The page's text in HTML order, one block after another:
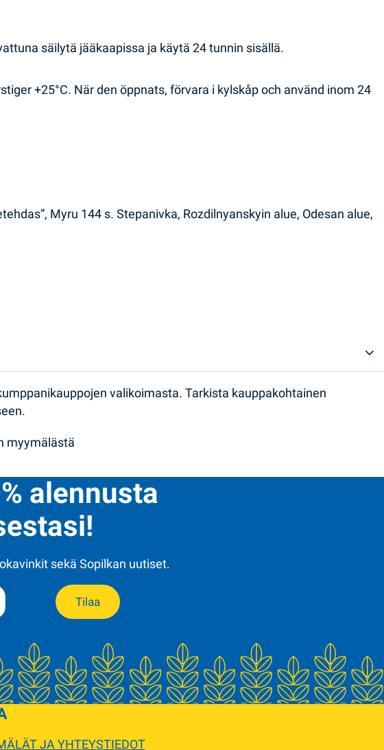
säilytä jääkaapissa ja käytä 24 tunnin sisällä.
+25°C. När den öppnats, förvara i kylskåp och använd inom 24
Myru 144 s. Stepanivka, Rozdilnyanskyin alue, Odesan alue,
valikoimasta. Tarkista kauppakohtainen
myymälästä
alennusta
sekä Sopilkan uutiset.
Tilaa
JA YHTEYSTIEDOT